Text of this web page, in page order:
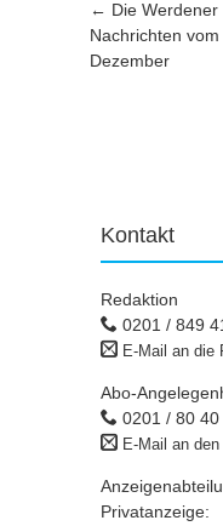
Artikel-
← Die Werdener
Nachrichten vom
Dezember
Kontakt
Redaktion
0201 / 849
E-Mail an die
Abo-
0201 / 80 40
E-Mail an
Privatanzeige: